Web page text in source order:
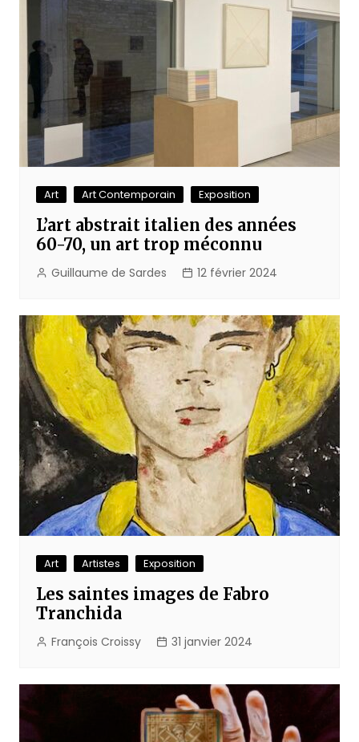
Art Art Contemporain Exposition
L’art abstrait italien des années
60-70, un art trop méconnu
Guillaume de Sardes 12 février 2024
Art Artistes Exposition
Les saintes images de Fabro
Tranchida
François Croissy 31 janvier 2024